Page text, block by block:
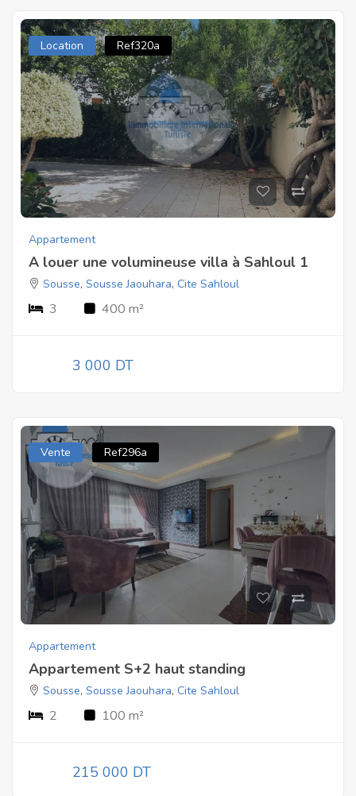
Location Ref320a
Appartement
A louer une volumineuse villa à Sahloul 1
Sousse, Sousse Jaouhara, Cite Sahloul
3 400 m²
3 000 DT
Vente Ref296a
Appartement
Appartement S+2 haut standing
Sousse, Sousse Jaouhara, Cite Sahloul
2 100 m²
215 000 DT